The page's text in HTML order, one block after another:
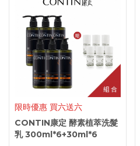
限時優惠 買六送六
CONTIN康定 酵素植萃洗髮
乳 300ml*6+30ml*6